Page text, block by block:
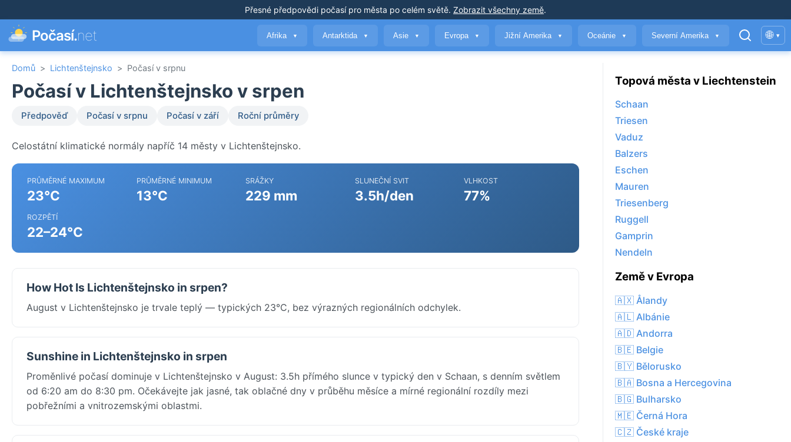
Přesné předpovědi počasípro města po celém světě. Zobrazit všechny země.
Počasí.net Afrika ▼ Antarktida ▼ Asie ▼ Evropa ▼ Jižní Amerika ▼ Oceánie ▼ Severní Amerika ▼ 🌐 ▾
Domů > Lichtenštejnsko > Počasí v srpnu
Počasí v Lichtenštejnsko v srpen
Předpověď Počasí v srpnu Počasí v září Roční průměry
Celostátní klimatické normály napříč 14 městy v Lichtenštejnsko.
PRŮMĚRNÉ MAXIMUM
23°C
PRŮMĚRNÉ MINIMUM
13°C
SRÁŽKY
229 mm
SLUNEČNÍ SVIT
3.5h/den
VLHKOST
77%
ROZPĚTÍ
22–24°C
How Hot Is Lichtenštejnsko in srpen?
August v Lichtenštejnsko je trvale teplý — typických 23°C, bez výrazných regionálních odchylek.
Sunshine in Lichtenštejnsko in srpen
Proměnlivé počasí dominuje v Lichtenštejnsko v August: 3.5h přímého slunce v typický den v Schaan, s denním světlem
od 6:20 am do 8:30 pm. Očekávejte jak jasné, tak oblačné dny v průběhu měsíce a mírné regionální rozdíly mezi
pobřežními a vnitrozemskými oblastmi.
Topová města v Liechtenstein
Schaan
Triesen
Vaduz
Balzers
Eschen
Mauren
Triesenberg
Ruggell
Gamprin
Nendeln
Země v Evropa
🇦🇽 Ålandy
🇦🇱 Albánie
🇦🇩 Andorra
🇧🇪 Belgie
🇧🇾 Bělorusko
🇧🇦 Bosna a Hercegovina
🇧🇬 Bulharsko
🇲🇪 Černá Hora
🇨🇿 České kraje